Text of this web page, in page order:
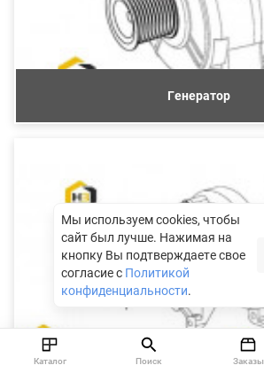
Генератор
Шкив водяного насоса
Мы используем cookies, чтобы
сайт был лучше. Нажимая на
кнопку Вы подтверждаете свое
согласие с Политикой
конфиденциальности.
Каталог Поиск Заказы